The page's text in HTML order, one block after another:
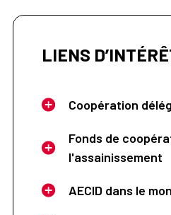
LIENS
Coopération
Fonds de
l'assainissement
AECID dans le